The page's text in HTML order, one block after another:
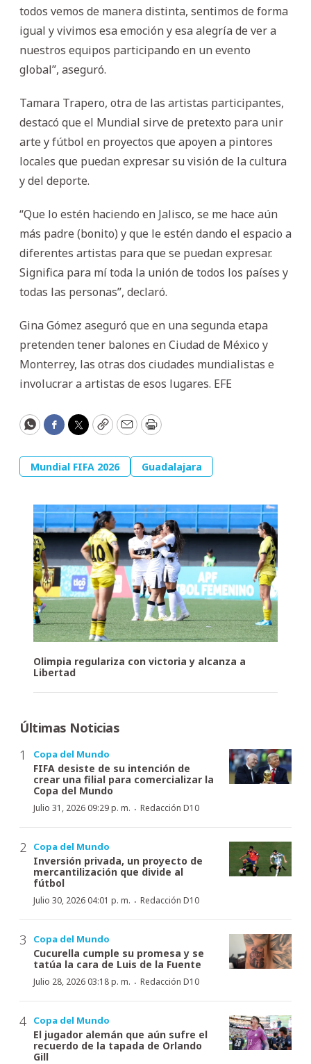
todos vemos de manera distinta, sentimos de forma
igual y vivimos esa emoción y esa alegría de ver a
nuestros equipos participando en un evento
global”, aseguró.
Tamara Trapero, otra de las artistas participantes,
destacó que el Mundial sirve de pretexto para unir
arte y fútbol en proyectos que apoyen a pintores
locales que puedan expresar su visión de la cultura
y del deporte.
“Que lo estén haciendo en Jalisco, se me hace aún
más padre (bonito) y que le estén dando el espacio a
diferentes artistas para que se puedan expresar.
Significa para mí toda la unión de todos los países y
todas las personas”, declaró.
Gina Gómez aseguró que en una segunda etapa
pretenden tener balones en Ciudad de México y
Monterrey, las otras dos ciudades mundialistas e
involucrar a artistas de esos lugares. EFE
WhatsApp
Facebook
Twitter
CopyEmailPrint
Mundial FIFA 2026 Guadalajara
Olimpia regulariza con victoria y alcanza a
Libertad
Últimas Noticias
Copa del Mundo
FIFA desiste de su intención de
crear una filial para comercializar la
Copa del Mundo
Julio 31, 2026 09:29 p. m. · Redacción D10
Copa del Mundo
Inversión privada, un proyecto de
mercantilización que divide al
fútbol
Julio 30, 2026 04:01 p. m. · Redacción D10
Copa del Mundo
Cucurella cumple su promesa y se
tatúa la cara de Luis de la Fuente
Julio 28, 2026 03:18 p. m. · Redacción D10
Copa del Mundo
El jugador alemán que aún sufre el
recuerdo de la tapada de Orlando
Gill